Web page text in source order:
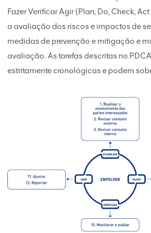
Fazer Verificar Agir (Plan, Do, Check,
a avaliação dos riscos e impactos de
medidas de prevenção e mitigação e
avaliação. As tarefas descritas no
estritamente cronológicas e podem